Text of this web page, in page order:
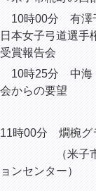
10時00分 有澤
日本女子弓道選手
受賞報告会
10時25分 中海
会からの要望
11時00分 燗椀グ
（米子市末
ョンセンター）